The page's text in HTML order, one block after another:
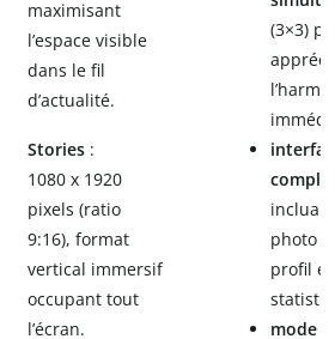
maximisant
l’espace visible
dans le fil
d’actualité.
Stories :
1080 x 1920
pixels (ratio
9:16), format
vertical immersif
occupant tout
l’écran.
(3×3)
photo
profil et
mode